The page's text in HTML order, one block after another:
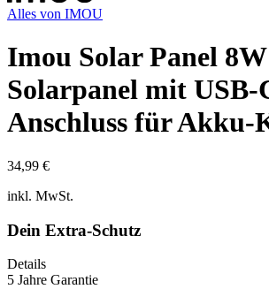
Alles von IMOU
Imou Solar Panel
Solarpanel mit USB-
Anschluss für Akku-
34,99 €
inkl. MwSt.
Dein Extra-Schutz
Details
5 Jahre Garantie